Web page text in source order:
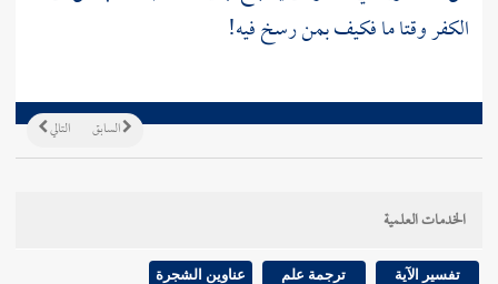
الكفر وقتا ما فكيف بمن رسخ فيه!
التالي السابق
الخدمات العلمية
تفسير الآية ترجمة علم عناوين الشجرة